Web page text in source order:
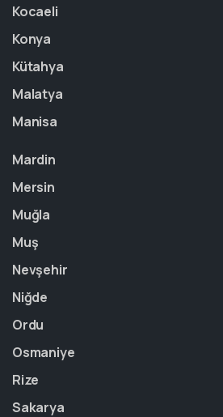
Kocaeli
Konya
Kütahya
Malatya
Manisa
Mardin
Mersin
Muğla
Muş
Nevşehir
Niğde
Ordu
Osmaniye
Rize
Sakarya